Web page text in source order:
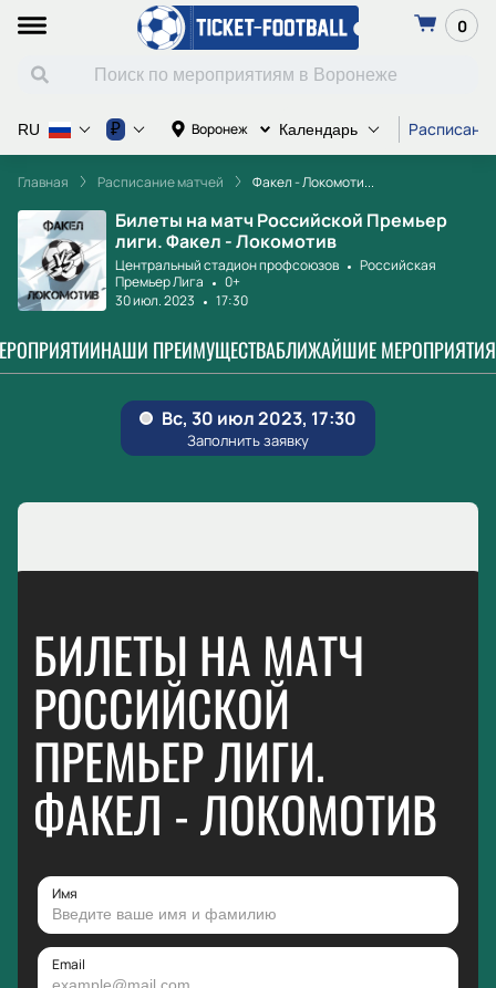
0
Воронеж Календарь
RU ₽
Главная Расписание матчей Факел - Локомоти...
Билеты на матч Российской Премьер
лиги. Факел - Локомотив
Центральный стадион профсоюзов
Российская
Премьер Лига
0+
30 июл. 2023
17:30
НАШИ ПРЕИМУЩЕСТВАБЛИЖАЙШИЕ МЕРОПРИЯТИЯ
БИЛЕТЫ НА МАТЧ
РОССИЙСКОЙ
ПРЕМЬЕР ЛИГИ.
ФАКЕЛ - ЛОКОМОТИВ
Имя
Email